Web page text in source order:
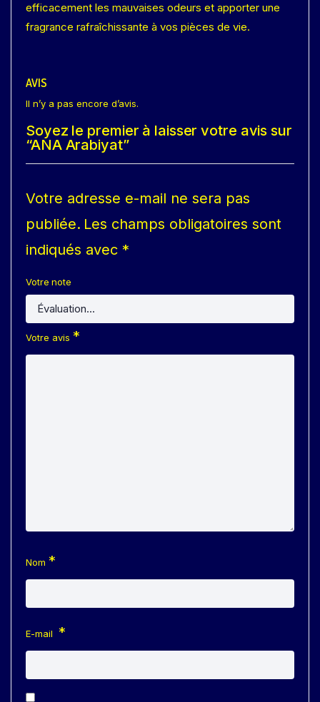
efficacement les mauvaises odeurs et apporter une
fragrance rafraîchissante à vos pièces de vie.
AVIS
Il n’y a pas encore d’avis.
Soyez le premier à laisser votre avis sur
“ANA Arabiyat”
Votre adresse e-mail ne sera pas
publiée. Les champs obligatoires sont
indiqués avec *
Votre note
Votre avis *
Nom *
E-mail *